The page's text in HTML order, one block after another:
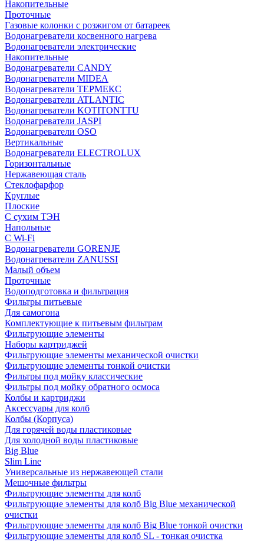
Накопительные
Проточные
Газовые колонки с розжигом от батареек
Водонагреватели косвенного нагрева
Водонагреватели электрические
Накопительные
Водонагреватели CANDY
Водонагреватели MIDEA
Водонагреватели ТЕРМЕКС
Водонагреватели ATLANTIC
Водонагреватели KOTITONTTU
Водонагреватели JASPI
Водонагреватели OSO
Вертикальные
Водонагреватели ELECTROLUX
Горизонтальные
Нержавеющая сталь
Стеклофарфор
Круглые
Плоские
С сухим ТЭН
Напольные
С Wi-Fi
Водонагреватели GORENJE
Водонагреватели ZANUSSI
Малый объем
Проточные
Водоподготовка и фильтрация
Фильтры питьевые
Для самогона
Комплектующие к питьевым фильтрам
Фильтрующие элементы
Наборы картриджей
Фильтрующие элементы механической очистки
Фильтрующие элементы тонкой очистки
Фильтры под мойку классические
Фильтры под мойку обратного осмоса
Колбы и картриджи
Аксессуары для колб
Колбы (Корпуса)
Для горячей воды пластиковые
Для холодной воды пластиковые
Big Blue
Slim Line
Универсальные из нержавеющей стали
Мешочные фильтры
Фильтрующие элементы для колб
Фильтрующие элементы для колб Big Blue механической
очистки
Фильтрующие элементы для колб Big Blue тонкой очистки
Фильтрующие элементы для колб SL - тонкая очистка